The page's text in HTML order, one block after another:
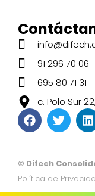
91 296 70 06
695 80 71 31
c. Polo Sur
© Difech
Política de